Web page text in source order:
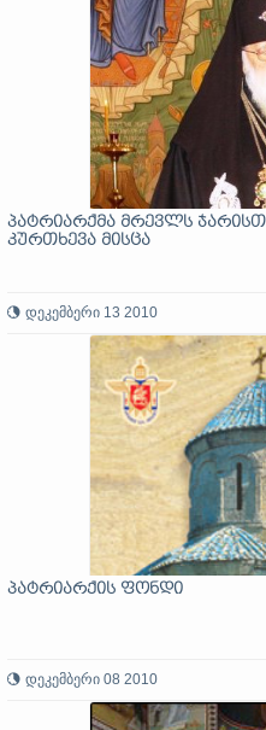
პატრიარქმა მრევლს
კურთხევა მისცა
დეკემბერი 13 2010
პატრიარქის ფონდი
დეკემბერი 08 2010